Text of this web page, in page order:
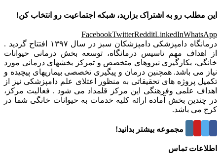
این مطلب رو به اشتراک بزارید، شبکه اجتماعیت رو انتخاب کن!
FacebookTwitterRedditLinkedInWhatsApp
درمانگاه دامپزشکی دامپزشکان سبز در سال ۱۳۹۷ افتتاح گردید .
از اهداف مهم تاسیس درمانگاه، توسعه بخش درمانی حیوانات
خانگی، بکارگیری نیروهای متخصص و تمرکز بخشهای درمانی مورد
نیاز می باشد. همچنین درمان و پیگیری تخصصی بیماریهای پیچیده و
تکمیل پروژه های تحقیقاتی به منظور اعتلای علم دامپزشکی نیز از
اهداف علمی وفرهنگی این مرکز قلمداد می شود . فعالیت مرکز،
در چندین بخش آماده ارائه کلیه خدمات به حیوانات خانگی شما در
کرج می باشد.
درباره این مجموعه بیشتر بدانید!
اطلاعات تماس